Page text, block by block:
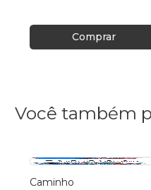
Comprar
Você também
Caminho